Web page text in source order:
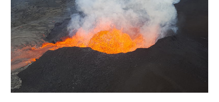
Kilauea
,
Equateur
/
Galapagos
:
Fernandina
,
Guatemala
:
Fuego
,
: